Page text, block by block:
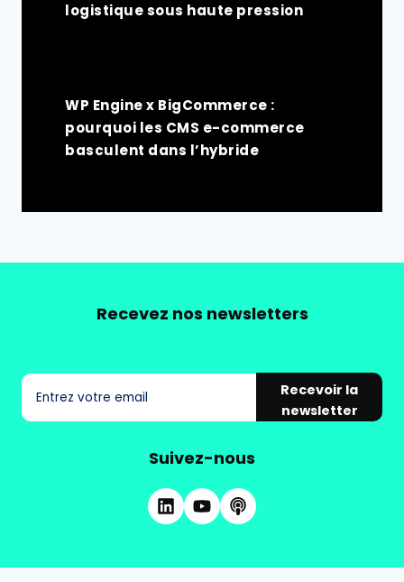
logistique sous haute pression
WP Engine x BigCommerce :
pourquoi les CMS e-commerce
basculent dans l’hybride
Recevez nos newsletters
Recevoir la
newsletter
Suivez-nous